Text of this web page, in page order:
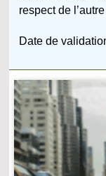
respect de
Date de